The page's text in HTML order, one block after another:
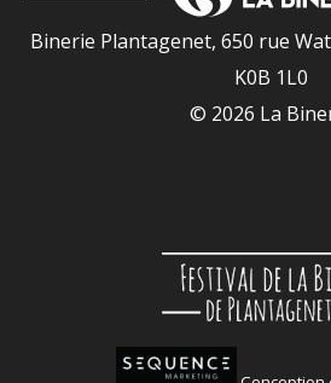
Binerie Plantagenet, 650 rue
K0B 1L0
© 2026 La